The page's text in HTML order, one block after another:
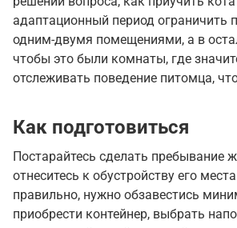
адаптационный период ограничить
одним-двумя помещениями, а в
чтобы это были комнаты, где
отслеживать поведение питомца,
Как подготовиться
Постарайтесь сделать
отнеситесь к обустройству его
правильно, нужно обзавестись
приобрести контейнер, выбрать